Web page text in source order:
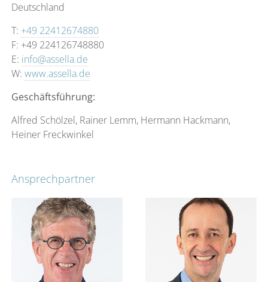
Deutschland
T: +49 22412674880
F: +49 224126748880
E: info@assella.de
W:www.assella.de
Geschäftsführung:
Alfred Schölzel, Rainer Lemm, Hermann Hackmann,
Heiner Freckwinkel
Ansprechpartner